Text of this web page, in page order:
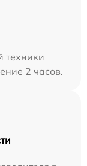
техники
2 часов.